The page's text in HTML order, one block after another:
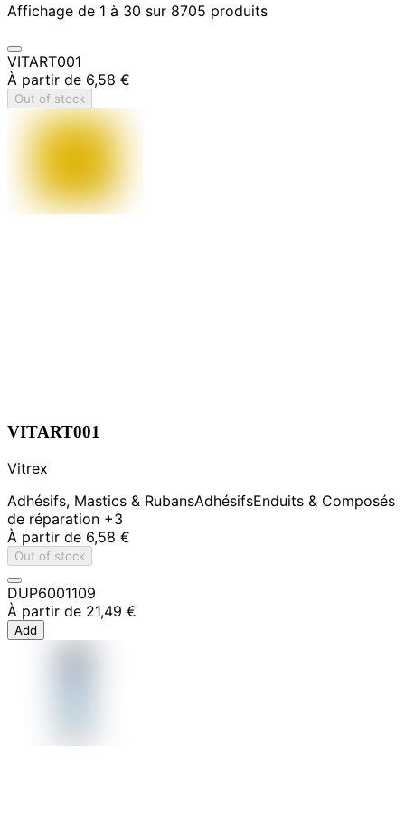
Affichage de 1 à 30 sur 8705 produits
VITART001
À partir de 6,58 €
Out of stock
VITART001
Vitrex
Adhésifs, Mastics & RubansAdhésifsEnduits & Composés
de réparation +3
À partir de 6,58 €
Out of stock
DUP6001109
À partir de 21,49 €
Add